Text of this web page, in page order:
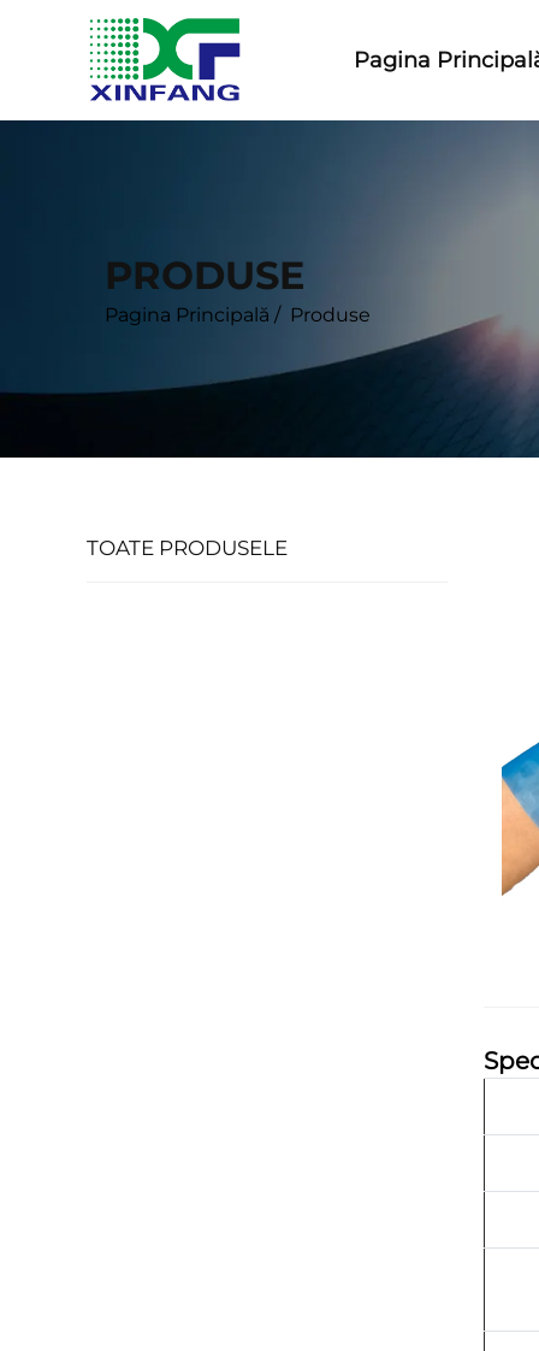
Pagina
PRODUSE
Pagina Principală / Produse
TOATE PRODUSELE